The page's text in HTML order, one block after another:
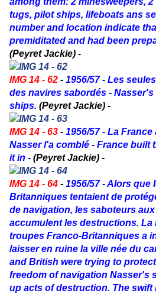
tugs, pilot ships, lifeboats ans
number and location indicate
premiditated and had been
(Peyret Jackie) -
IMG 14 - 62 - 1956/57 - Les
des navires sabordés -
ships. (Peyret Jackie) -
IMG 14 - 63 - 1956/57 - La
Nasser l'a comblé - France built
it in - (Peyret Jackie) -
IMG 14 - 64 - 1956/57 - Alors que
Britanniques tentaient de
de navigation, les saboteurs
accumulent les destructions.
troupes Franco-Britanniques a
laisser en ruine la ville née du
and British were trying to
freedom of navigation Nasser's
up acts of destruction. The swift